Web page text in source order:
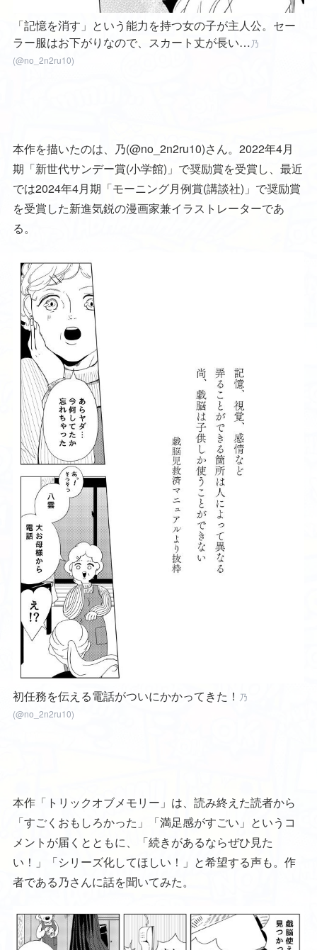
「記憶を消す」という能力を持つ女の子が主人公。セー
ラー服はお下がりなので、スカート丈が長い…乃
(@no_2n2ru10)
本作を描いたのは、乃(@no_2n2ru10)さん。2022年4月
期「新世代サンデー賞(小学館)」で奨励賞を受賞し、最近
では2024年4月期「モーニング月例賞(講談社)」で奨励賞
を受賞した新進気鋭の漫画家兼イラストレーターであ
る。
初任務を伝える電話がついにかかってきた！ 乃
(@no_2n2ru10)
本作「トリックオブメモリー」は、読み終えた読者から
「すごくおもしろかった」「満足感がすごい」というコ
メントが届くとともに、「続きがあるならぜひ見た
い！」「シリーズ化してほしい！」と希望する声も。作
者である乃さんに話を聞いてみた。